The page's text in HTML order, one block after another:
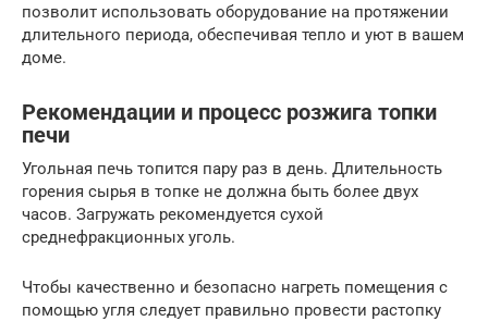
позволит использовать оборудование на протяжении
длительного периода, обеспечивая тепло и уют в вашем
доме.
Рекомендации и процесс розжига топки
печи
Угольная печь топится пару раз в день. Длительность
горения сырья в топке не должна быть более двух
часов. Загружать рекомендуется сухой
среднефракционных уголь.
Чтобы качественно и безопасно нагреть помещения с
помощью угля следует правильно провести растопку